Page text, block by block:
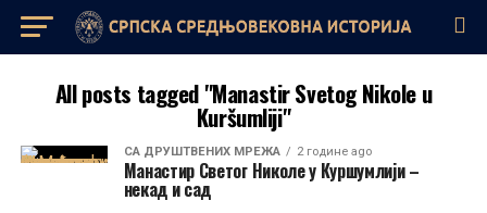
All posts tagged "Manastir Svetog Nikole u
Kuršumliji"
СА ДРУШТВЕНИХ МРЕЖА 2 године ago
Манастир Светог Николе у Куршумлији –
некад и сад